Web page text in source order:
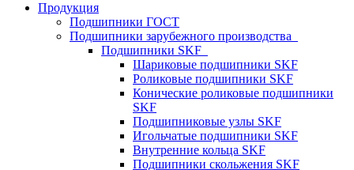
Продукция
Подшипники ГОСТ
Подшипники зарубежного производства
Подшипники SKF
Шариковые подшипники SKF
Роликовые подшипники SKF
Конические роликовые подшипники
SKF
Подшипниковые узлы SKF
Игольчатые подшипники SKF
Внутренние кольца SKF
Подшипники скольжения SKF